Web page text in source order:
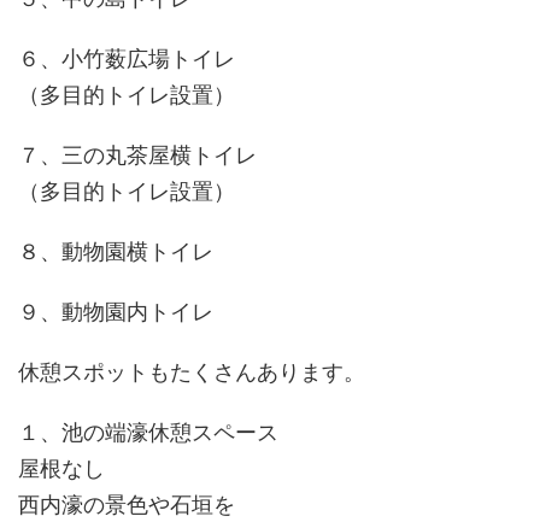
６、小竹薮広場トイレ
（多目的トイレ設置）
７、三の丸茶屋横トイレ
（多目的トイレ設置）
８、動物園横トイレ
９、動物園内トイレ
休憩スポットもたくさんあります。
１、池の端濠休憩スペース
屋根なし
西内濠の景色や石垣を